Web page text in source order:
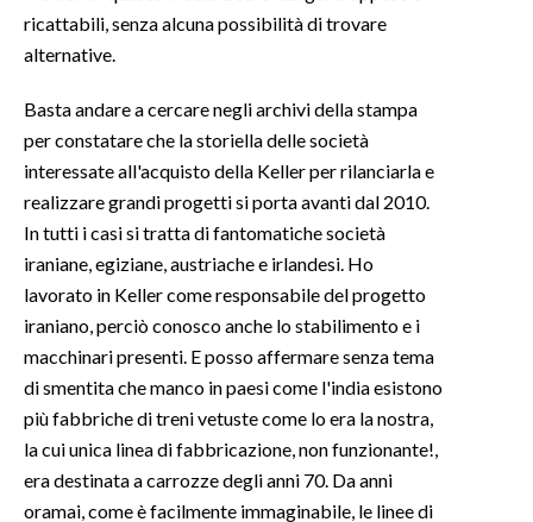
ricattabili, senza alcuna possibilità di trovare
alternative.
Basta andare a cercare negli archivi della stampa
per constatare che la storiella delle società
interessate all'acquisto della Keller per rilanciarla e
realizzare grandi progetti si porta avanti dal 2010.
In tutti i casi si tratta di fantomatiche società
iraniane, egiziane, austriache e irlandesi. Ho
lavorato in Keller come responsabile del progetto
iraniano, perciò conosco anche lo stabilimento e i
macchinari presenti. E posso affermare senza tema
di smentita che manco in paesi come l'india esistono
più fabbriche di treni vetuste come lo era la nostra,
la cui unica linea di fabbricazione, non funzionante!,
era destinata a carrozze degli anni 70. Da anni
oramai, come è facilmente immaginabile, le linee di